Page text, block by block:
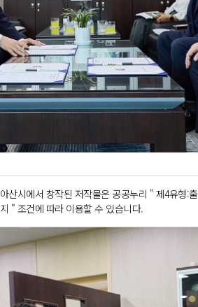
아산시에서 창작된 저작물은 공공누리 " 제4유형:
지 " 조건에 따라 이용할 수 있습니다.